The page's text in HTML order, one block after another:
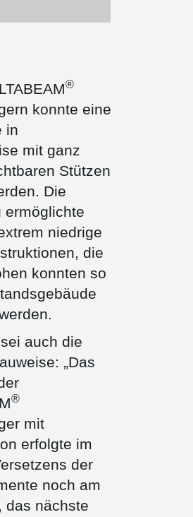
®
konnte eine
in
mit ganz
Stützen
Die
ermöglichte
niedrige
die
konnten so
auch die
„Das
®
mit
erfolgte im
der
noch am
das nächste